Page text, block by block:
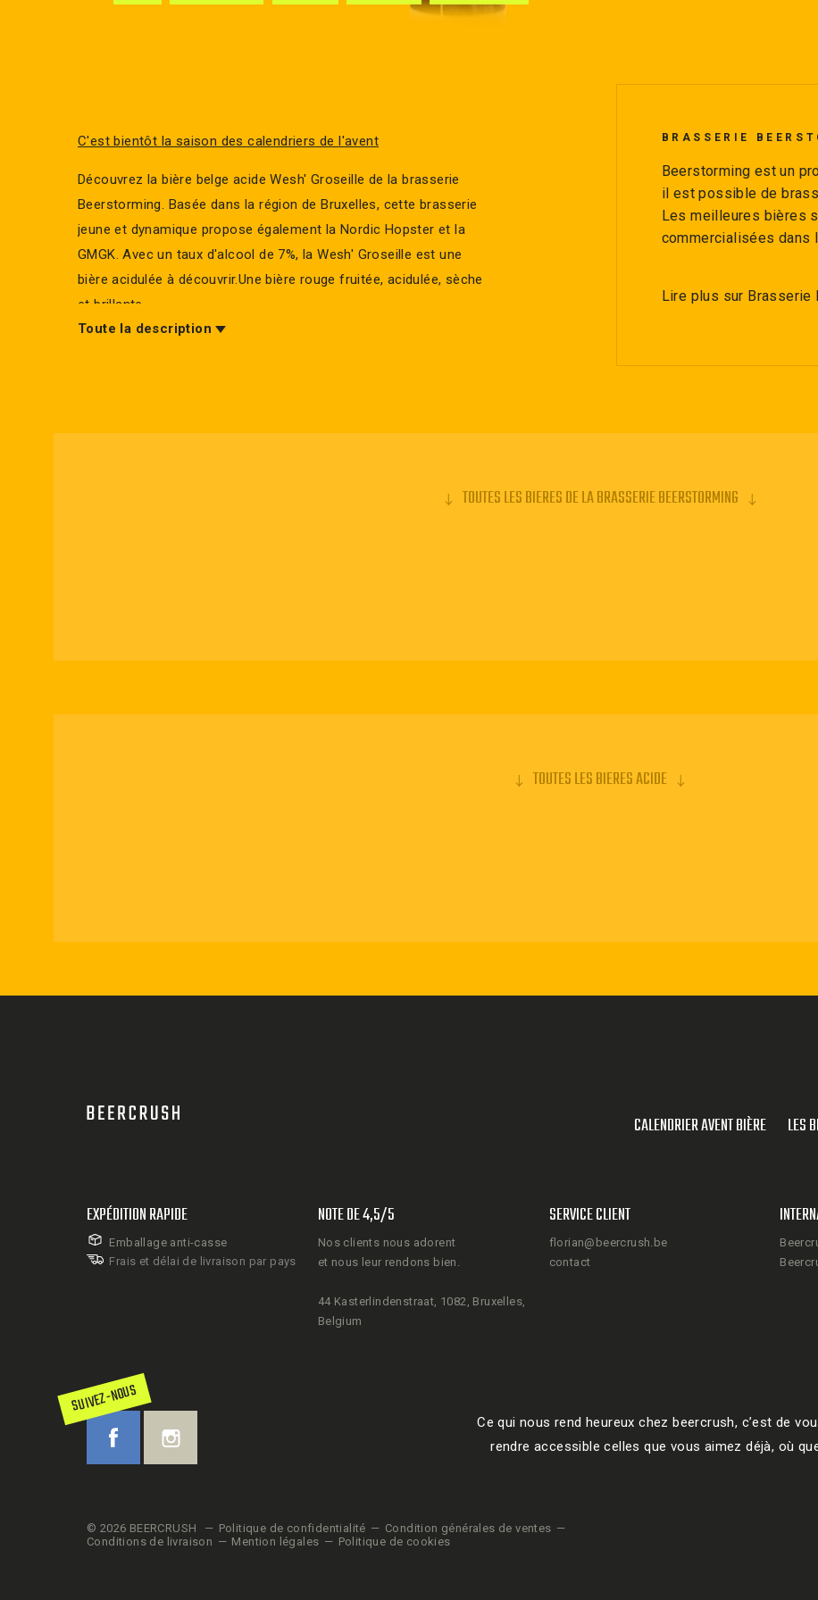
C'est bientôt la saison des calendriers de l'avent
Découvrez la bière belge acide Wesh' Groseille de la brasserie
Beerstorming. Basée dans la région de Bruxelles, cette brasserie
jeune et dynamique propose également la Nordic Hopster et la
GMGK. Avec un taux d'alcool de 7%, la Wesh' Groseille est une
bière acidulée à découvrir.Une bière rouge fruitée, acidulée, sèche
et brillante
Toute la description
BRASSERIE
Beerstorming est un
il est possible de
Les meilleures bières
commercialisées dans
Lire plus sur Brasserie
TOUTES LES BIERES DE LA BRASSERIE BEERSTORMING
TOUTES LES BIERES ACIDE
CALENDRIER AVENT BIÈRE LES
EXPÉDITION RAPIDE
Emballage anti-casse
Frais et délai de livraison par pays
NOTE DE 4,5/5
Nos clients nous adorent
et nous leur rendons bien.
44 Kasterlindenstraat, 1082, Bruxelles,
Belgium
SERVICE CLIENT
florian@beercrush.be
contact
SUIVEZ-NOUS
Ce qui nous rend heureux chez beercrush, c’est de
rendre accessible celles que vous aimez déjà, où
© 2026 BEERCRUSH Politique de confidentialité
Condition générales de ventes
Conditions de livraison
Mention légales Politique de cookies